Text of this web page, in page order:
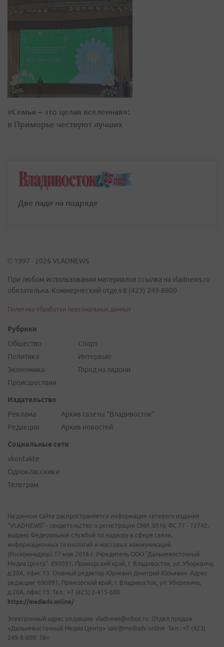
«Семья – это целая вселенная»:
в Приморье чествуют лучших
Две пади на подряде
© 1997 - 2026 VLADNEWS
При любом использовании материалов ссылка на vladnews.ru
обязательна. Коммерческий отдел 8 (423) 249-8800
Политика обработки персональных данных
Рубрики
Общество
Политика
Экономика
Происшествия
Спорт
Интервью
Город на ладони
Издательство
Реклама
Редакция
Архив газеты "Владивосток"
Архив новостей
Социальные сети
vkontakte
Одноклассники
Телеграм
На данном сайте распространяется информация сетевого издания
"VLADNEWS" - свидетельство о регистрации СМИ ЭЛ № ФС 77 - 72742,
выдано Федеральной службой по надзору в сфере связи,
информационных технологий и массовых коммуникаций
(Роскомнадзор) 17 мая 2018 г. Учредитель ООО "Дальневосточный
Медиа Центр". 690091, Приморский край, г. Владивосток, ул. Уборевича,
д.20А, офис 13. Главный редактор Юркевич Дмитрий Юрьевич. Адрес
редакции: 690091, Приморский край, г. Владивосток, ул. Уборевича,
д.20А, офис 13. Тел.: +7 (423) 2-415-600.
https://mediadv.online/
Электронный адрес редакции: vladnews@inbox.ru. Отдел продаж
«Дальневосточный Медиа Центр» sale@mediadv.online. Тел.: +7 (423)
249-8-800. 18+